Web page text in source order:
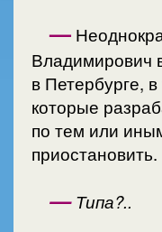
—
Владимирович
в Петербурге,
которые
по тем или
приостановить.
—Типа?..